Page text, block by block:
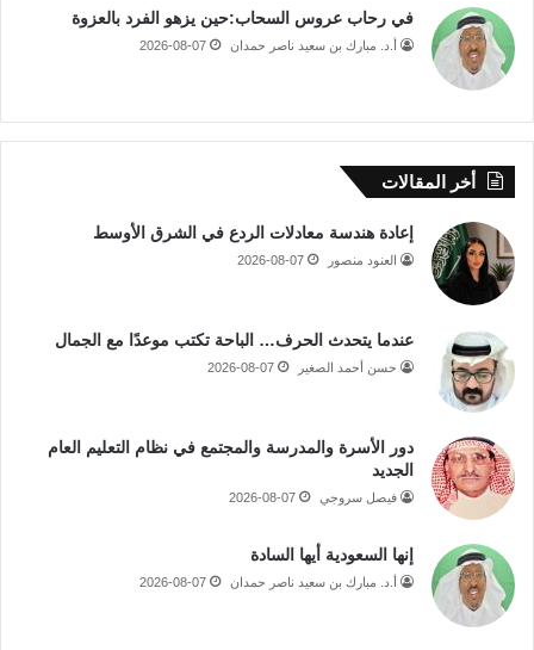
في رحاب عروس السحاب:حين يزهو الفرد بالعزوة
أ.د. مبارك بن سعيد ناصر حمدان 2026-08-07
أخر المقالات
إعادة هندسة معادلات الردع في الشرق الأوسط
العنود منصور 2026-08-07
عندما يتحدث الحرف… الباحة تكتب موعدًا مع الجمال
حسن أحمد الصغير 2026-08-07
دور الأسرة والمدرسة والمجتمع في نظام التعليم العام
الجديد
فيصل سروجي 2026-08-07
إنها السعودية أيها السادة
أ.د. مبارك بن سعيد ناصر حمدان 2026-08-07